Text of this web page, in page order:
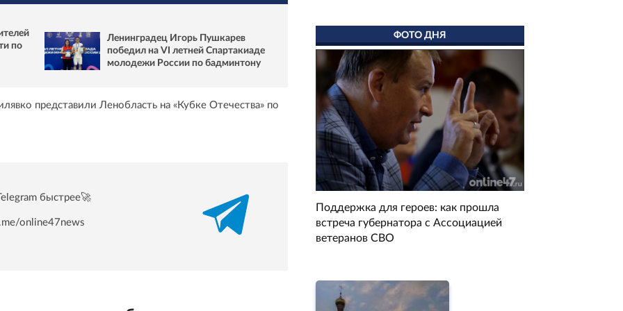
по
Ленинградец Игорь Пушкарев
победил на VI летней Спартакиаде
молодежи России по бадминтону
представили Ленобласть на «Кубке Отечества» по
быстрее🚀
online47news
ФОТО ДНЯ
Поддержка для героев: как прошла
встреча губернатора с Ассоциацией
ветеранов СВО